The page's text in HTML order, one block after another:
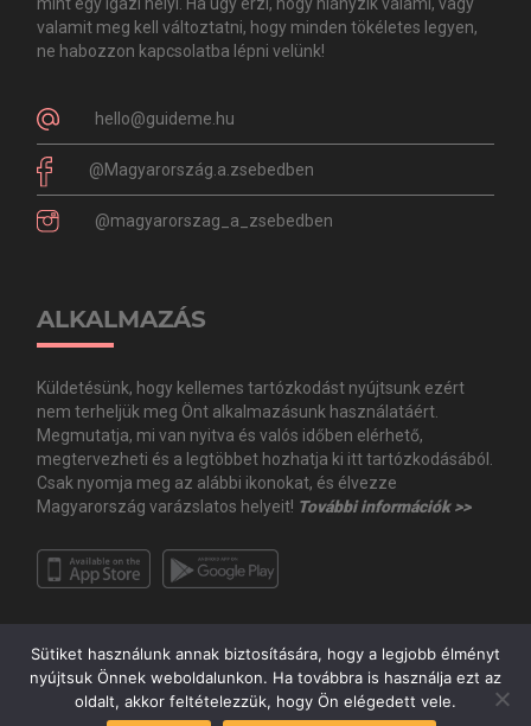
valamit meg kell változtatni, hogy minden tökéletes legyen,
ne habozzon kapcsolatba lépni velünk!
hello@guideme.hu
@Magyarország.a.zsebedben
@magyarorszag_a_zsebedben
ALKALMAZÁS
Küldetésünk, hogy kellemes tartózkodást nyújtsunk ezért
nem terheljük meg Önt alkalmazásunk használatáért.
Megmutatja, mi van nyitva és valós időben elérhető,
megtervezheti és a legtöbbet hozhatja ki itt tartózkodásából.
Csak nyomja meg az alábbi ikonokat, és élvezze
Magyarország varázslatos helyeit! További információk >>
Sütiket használunk annak biztosítására, hogy a legjobb élményt
nyújtsuk Önnek weboldalunkon. Ha továbbra is használja ezt az
oldalt, akkor feltételezzük, hogy Ön elégedett vele.